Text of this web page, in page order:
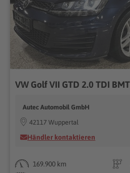
Autec Automobil GmbH
42117 Wuppertal
Händler kontaktieren
169.900 km